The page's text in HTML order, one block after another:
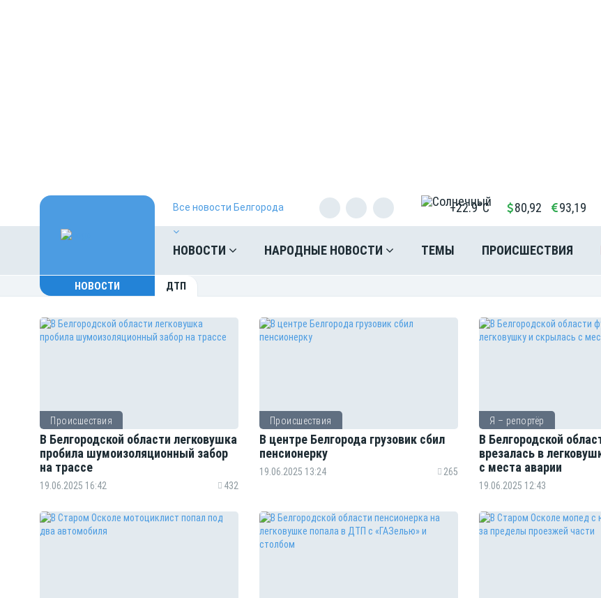
Все новости Белгорода +22.9°C 80,92 93,19
НОВОСТИ НАРОДНЫЕ НОВОСТИ ТЕМЫ ПРОИСШЕСТВИЯ
НОВОСТИ ДТП
Происшествия
В Белгородской области легковушка
пробила шумоизоляционный забор
на трассе
19.06.2025 16:42 432
Происшествия
В центре Белгорода грузовик сбил
пенсионерку
19.06.2025 13:24 265
Я – репортёр
В Белгородской
врезалась в
с места аварии
19.06.2025 12:43